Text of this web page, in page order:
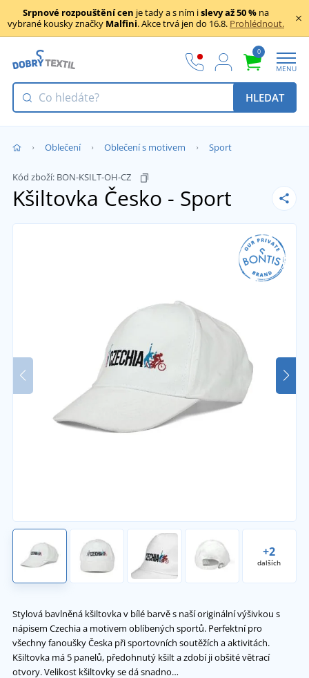
Srpnové rozpouštění cen je tady a s ním islevy až 50 % na
vybrané kousky značky Malfini. Akce trvá jen do 16.8. Prohlédnout.
0
MENU
HLEDAT
Oblečení Oblečení s motivem Sport
Kód zboží: BON-KSILT-OH-CZ
Kšiltovka Česko - Sport
+2
dalších
Stylová bavlněná kšiltovka v bílé barvě s naší originální výšivkou s
nápisem Czechia a motivem oblíbených sportů. Perfektní pro
všechny fanoušky Česka při sportovních soutěžích a aktivitách.
Kšiltovka má 5 panelů, předohnutý kšilt a zdobí ji obšité větrací
otvory. Velikost kšiltovky se dá snadno…